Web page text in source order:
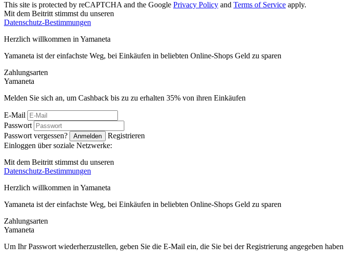
This site is protected by reCAPTCHA and the Google Privacy Policy and Terms of Service apply.
Mit dem Beitritt stimmst du unseren
Datenschutz-Bestimmungen
Herzlich willkommen in Yamaneta
Yamaneta ist der einfachste Weg, bei Einkäufen in beliebten Online-Shops Geld zu sparen
Zahlungsarten
Yamaneta
Melden Sie sich an, um Cashback bis zu zu erhalten 35% von ihren Einkäufen
E-Mail
Passwort
Passwort vergessen?
Anmelden
Registrieren
Einloggen über soziale Netzwerke:
Mit dem Beitritt stimmst du unseren
Datenschutz-Bestimmungen
Herzlich willkommen in Yamaneta
Yamaneta ist der einfachste Weg, bei Einkäufen in beliebten Online-Shops Geld zu sparen
Zahlungsarten
Yamaneta
Um Ihr Passwort wiederherzustellen, geben Sie die E-Mail ein, die Sie bei der Registrierung angegeben haben